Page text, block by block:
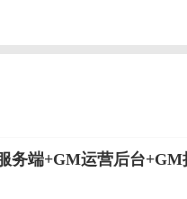
务端+GM运营后台